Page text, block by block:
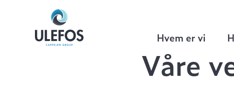
Hvem er vi
Ulefos>
Våre